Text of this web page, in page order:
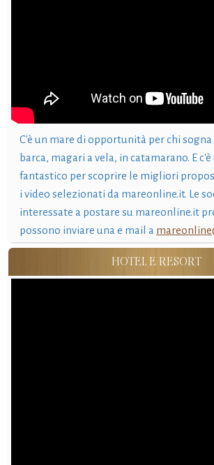
C'è un mare di opportunità per chi sogna
barca, magari a vela, in catamarano. E
fantastico per scoprire le migliori
i video selezionati da mareonline.it. Le
interessate a postare su mareonline.it
possono inviare una e mail a
HOTEL E RESORT